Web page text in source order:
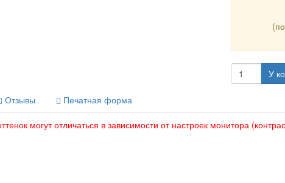
У
Отзывы Печатная форма
могут отличаться в зависимости от настроек монитора